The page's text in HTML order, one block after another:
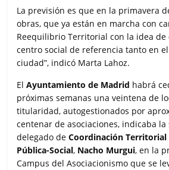
La previsión es que en la primavera
obras, que ya están en marcha con
Reequilibrio Territorial con la idea de
centro social de referencia tanto en
ciudad”, indicó Marta Lahoz.
ElAyuntamiento de Madrid habrá
próximas semanas una veintena de
titularidad, autogestionados por
centenar de asociaciones, indicaba la
delegado deCoordinación Territorial
Pública-Social, Nacho Murgui, en la
Campus del Asociacionismo que se